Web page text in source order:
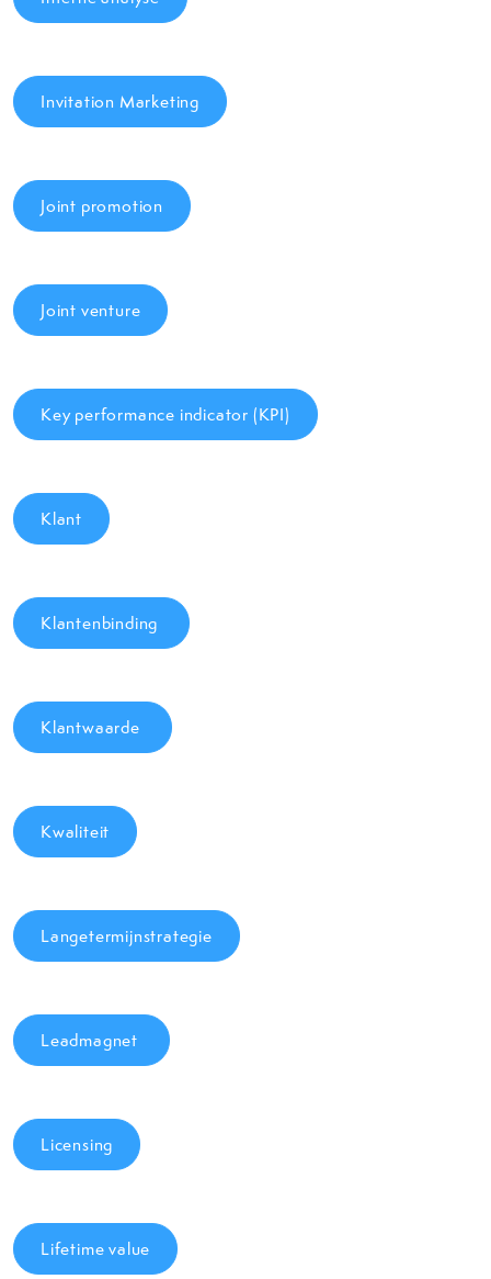
Invitation Marketing
Joint promotion
Joint venture
Key performance indicator (KPI)
Klant
Klantenbinding
Klantwaarde
Kwaliteit
Langetermijnstrategie
Leadmagnet
Licensing
Lifetime value